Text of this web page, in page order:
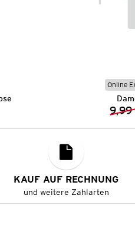
Online
9,99
KAUF AUF RECHNUNG
und weitere Zahlarten